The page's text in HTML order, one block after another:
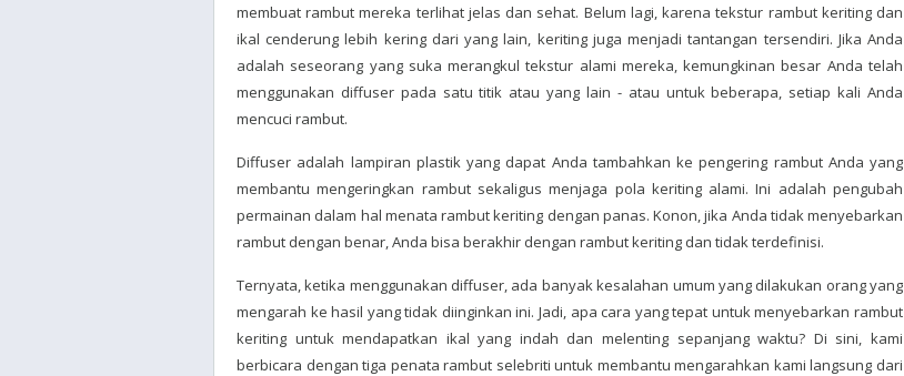
membuat rambut mereka terlihat jelas dan sehat. Belum lagi, karena tekstur rambut keriting dan
ikal cenderung lebih kering dari yang lain, keriting juga menjadi tantangan tersendiri. Jika Anda
adalah seseorang yang suka merangkul tekstur alami mereka, kemungkinan besar Anda telah
menggunakan diffuser pada satu titik atau yang lain - atau untuk beberapa, setiap kali Anda
mencuci rambut.
Diffuser adalah lampiran plastik yang dapat Anda tambahkan ke pengering rambut Anda yang
membantu mengeringkan rambut sekaligus menjaga pola keriting alami. Ini adalah pengubah
permainan dalam hal menata rambut keriting dengan panas. Konon, jika Anda tidak menyebarkan
rambut dengan benar, Anda bisa berakhir dengan rambut keriting dan tidak terdefinisi.
Ternyata, ketika menggunakan diffuser, ada banyak kesalahan umum yang dilakukan orang yang
mengarah ke hasil yang tidak diinginkan ini. Jadi, apa cara yang tepat untuk menyebarkan rambut
keriting untuk mendapatkan ikal yang indah dan melenting sepanjang waktu? Di sini, kami
berbicara dengan tiga penata rambut selebriti untuk membantu mengarahkan kami langsung dari